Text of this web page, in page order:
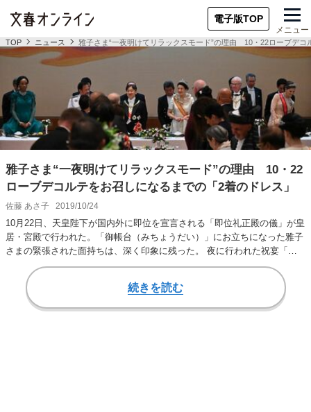
電子版TOP
メニュー
TOP ニュース 雅子さま“一夜明けてリラックスモード”の理由 10・22ローブデコ
雅子さま“一夜明けてリラックスモード”の理由 10・22
ローブデコルテをお召しになるまでの「2着のドレス」
佐藤 あさ子 2019/10/24
10月22日、天皇陛下が国内外に即位を宣言される「即位礼正殿の儀」が皇
居・宮殿で行われた。「御帳台（みちょうだい）」にお立ちになった雅子
さまの緊張された面持ちは、深く印象に残った。 夜に行われた祝宴「饗
宴（きょうえ…
続きを読む